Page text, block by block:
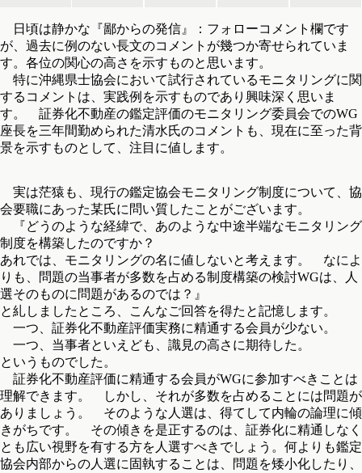
日頃は静かな『鄙からの発信』：フォローコメント欄です
が、過去に例のない長文のコメントが幾つか寄せられていま
す。各位の関心の高さを示すものと思います。
特に沖縄県士協会において試行されているモニタリングに関
するコメントは、実践例を示すものであり興味深く思いま
す。 証券化不動産の鑑定評価のモニタリング委員会でのWG
座長を三年間勤められた清水氏のコメントも、現在に至った背
景を示すものとして、注目に値します。
実は茫猿も、現行の鑑定協会モニタリング制度について、協
会要職にあった某氏に問い質したことがございます。
『どうのような経緯で、あのような中途半端なモニタリング
制度を構築したのですか？
あれでは、モニタリングの名に値しないと考えます。 なによ
りも、問題の当事者が多数を占める制度構築の検討WGは、人
選そのものに問題があるのでは？』
と糺しましたところ、こんなご回答を得たと記憶します。
一つ、証券化不動産評価実務に精通する会員が少ない。
一つ、当事者といえども、識見の高さに期待した。
というものでした。
証券化不動産評価に精通する会員がWGに参加すべきことは
理解できます。 しかし、それが多数を占めることには問題が
ありましょう。 そのような人選は、得てして内輪の論理に傾
きがちです。 その傾きを是正するのは、証券化に精通しなく
とも広い視野を有する方を人選すべきでしょう。何よりも鑑定
協会内部からの人選に固執することは、問題を矮小化したり、